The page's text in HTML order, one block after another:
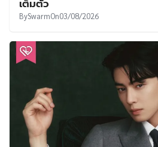
เต็มตัว
BySwarmOn03/08/2026